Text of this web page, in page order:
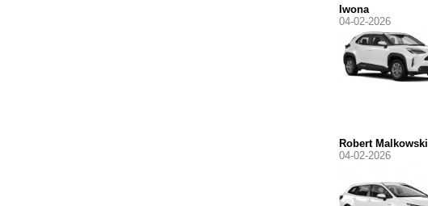
Iwona
04-02-2026
Robert Malkowski
04-02-2026